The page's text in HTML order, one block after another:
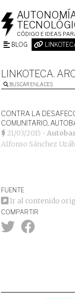
CÓDIGO E IDEAS
BLOG
LINKOTECA.
BUSCAR ENLACES
CONTRA LA
COMUNITARIO,
21/03/2015 •
Alfonso Sánchez
FUENTE
Ir al contenido
COMPARTIR